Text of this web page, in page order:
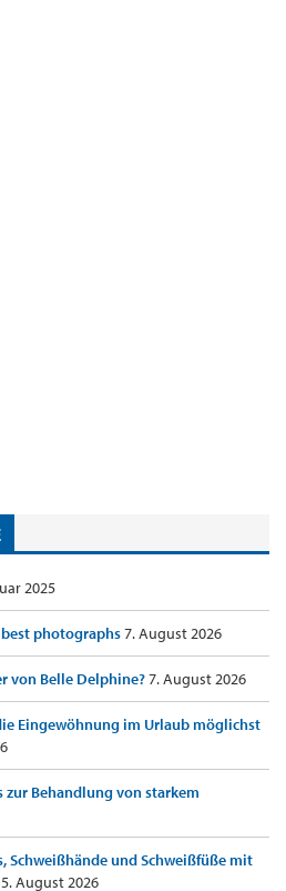
2025
photographs7. August 2026
von Belle Delphine?7. August 2026
Eingewöhnung im Urlaub möglichst
Behandlung von starkem
Schweißhände und Schweißfüße mit
5. August 2026